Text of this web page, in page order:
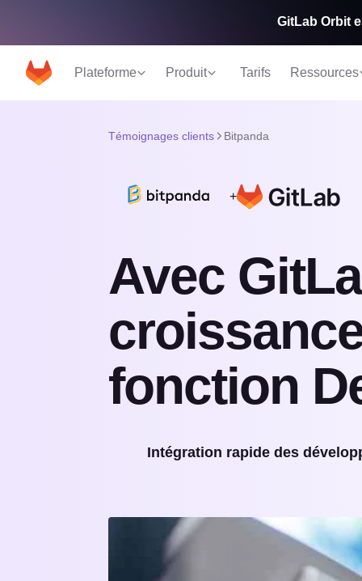
Plateforme Produit Tarifs Ressources
GitLab Orbit
Témoignages clients Bitpanda
+
Avec
fonction
Intégration rapide des